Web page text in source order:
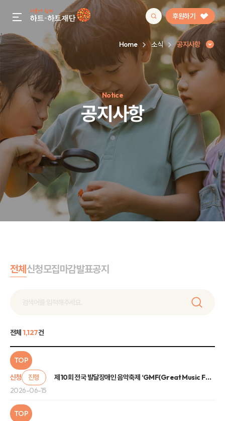
gnb menu open 후원하기
인기 키워드
#정기후원#하트플레이스#캠페인#팬덤후원
Home 소식 공지사항
Notice
공지사항
전체신청모집마감발표공지
전체 1,127건
TOP
신청
진행
제10회 전국 발달장애인 음악축제 ‘GMF(Great Music Festival)’ 관람 신청 안내
2026-06-15
TOP